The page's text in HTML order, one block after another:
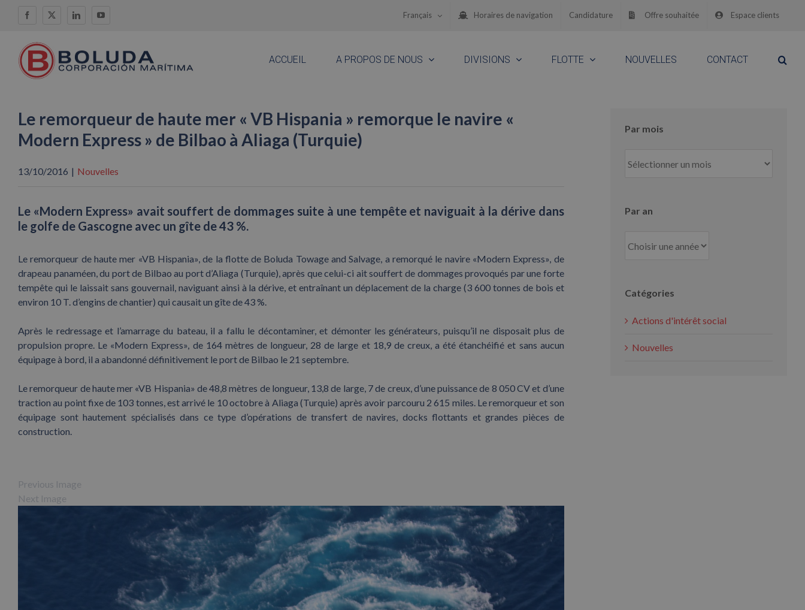
Facebook
X LinkedInYouTube Français Horaires de navigation Candidature Offre souhaitée Espace clients
ACCUEIL A PROPOS DE NOUS DIVISIONS FLOTTE NOUVELLES CONTACT
Le remorqueur de haute mer « VB Hispania » remorque le navire «
Modern Express » de Bilbao à Aliaga (Turquie)
13/10/2016 | Nouvelles
Le «Modern Express» avait souffert de dommages suite à une tempête et naviguait à la dérive dans
le golfe de Gascogne avec un gîte de 43 %.
Le remorqueur de haute mer «VB Hispania», de la flotte de Boluda Towage and Salvage, a remorqué le navire «Modern Express», de
drapeau panaméen, du port de Bilbao au port d’Aliaga (Turquie), après que celui-ci ait souffert de dommages provoqués par une forte
tempête qui le laissait sans gouvernail, naviguant ainsi à la dérive, et entraînant un déplacement de la charge (3 600 tonnes de bois et
environ 10 T. d’engins de chantier) qui causait un gîte de 43 %.
Après le redressage et l’amarrage du bateau, il a fallu le décontaminer, et démonter les générateurs, puisqu’il ne disposait plus de
propulsion propre. Le «Modern Express», de 164 mètres de longueur, 28 de large et 18,9 de creux, a été étanchéifié et sans aucun
équipage à bord, il a abandonné définitivement le port de Bilbao le 21 septembre.
Le remorqueur de haute mer «VB Hispania» de 48,8 mètres de longueur, 13,8 de large, 7 de creux, d’une puissance de 8 050 CV et d’une
traction au point fixe de 103 tonnes, est arrivé le 10 octobre à Aliaga (Turquie) après avoir parcouru 2 615 miles. Le remorqueur et son
équipage sont hautement spécialisés dans ce type d’opérations de transfert de navires, docks flottants et grandes pièces de
construction.
Previous Image
Next Image
Par mois
mois
Par an
Catégories
Actions d'intérêt social
Nouvelles